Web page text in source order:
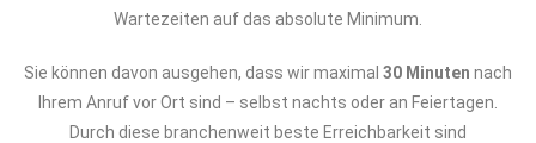
Wartezeiten auf das absolute Minimum.
Sie können davon ausgehen, dass wir maximal 30 Minuten nach
Ihrem Anruf vor Ort sind – selbst nachts oder an Feiertagen.
Durch diese branchenweit beste Erreichbarkeit sind